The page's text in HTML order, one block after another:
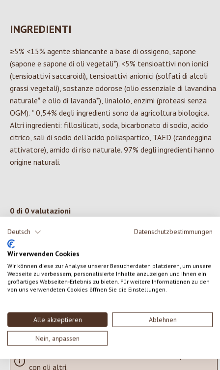
Deutsch Datenschutzbestimmungen
Wir verwenden Cookies
Wir können diese zur Analyse unserer Besucherdaten platzieren, um unsere
Webseite zu verbessern, personalisierte Inhalte anzuzeigen und Ihnen ein
großartiges Webseiten-Erlebnis zu bieten. Für weitere Informationen zu den
von uns verwendeten Cookies öffnen Sie die Einstellungen.
Alle akzeptieren Ablehnen
Nein, anpassen
INGREDIENTI
≥5% <15% agente sbiancante a base di ossigeno, sapone
(sapone e sapone di oli vegetali*). <5% tensioattivi non ionici
(tensioattivi saccaroidi), tensioattivi anionici (solfati di alcoli
grassi vegetali), sostanze odorose (olio essenziale di lavandina
naturale* e olio di lavanda*), linalolo, enzimi (proteasi senza
OGM). * 0,54% degli ingredienti sono da agricoltura biologica.
Altri ingredienti: fillosilicati, soda, bicarbonato di sodio, acido
citrico, sali di sodio dell’acido poliaspartico, TAED (candeggina
attivatore), amido di riso naturale. 97% degli ingredienti hanno
origine naturali.
0 di 0 valutazioni
Valutazione media di 0 su 5 stelle
Formula una valutazione!
Condividi le tue esperienze con il prodotto con altri clienti.
SCRIVERE UNA RECENSIONE
Visualizza le valutazioni solo nella lingua corrente.
con gli altri.